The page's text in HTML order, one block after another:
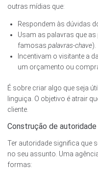
outras mídias que:
Respondem às dúvidas
Usam as palavras que
famosas palavras-chave).
Incentivam o visitante a
um orçamento ou
É sobre criar algo que seja
linguiça. O objetivo é atrair
cliente.
Construção de
Ter autoridade significa que
no seu assunto. Uma
formas: